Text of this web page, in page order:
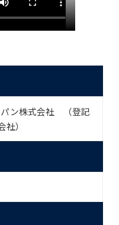
パン株式会社 （登記
）